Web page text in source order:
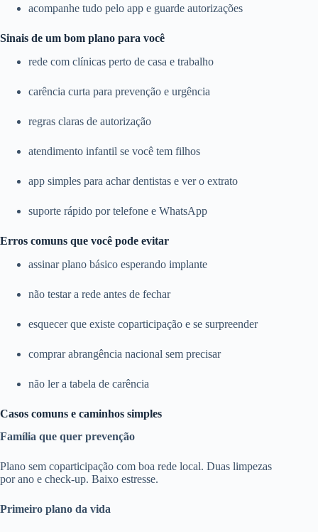
acompanhe tudo pelo app e guarde autorizações
Sinais de um bom plano para você
rede com clínicas perto de casa e trabalho
carência curta para prevenção e urgência
regras claras de autorização
atendimento infantil se você tem filhos
app simples para achar dentistas e ver o extrato
suporte rápido por telefone e WhatsApp
Erros comuns que você pode evitar
assinar plano básico esperando implante
não testar a rede antes de fechar
esquecer que existe coparticipação e se surpreender
comprar abrangência nacional sem precisar
não ler a tabela de carência
Casos comuns e caminhos simples
Família que quer prevenção
Plano sem coparticipação com boa rede local. Duas limpezas
por ano e check-up. Baixo estresse.
Primeiro plano da vida